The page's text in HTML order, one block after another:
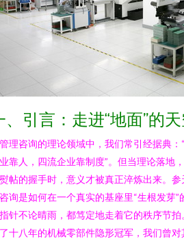
、引言：走进“地面”的
理咨询的理论领域中，我们常引经据典：
靠人，四流企业靠制度”。但当理论落地
帖的握手时，意义才被真正淬炼出来。
询是如何在一个真实的基座里“生根发芽
针不论晴雨，都笃定地走着它的秩序节
十八年的机械零部件隐形冠军，我们曾